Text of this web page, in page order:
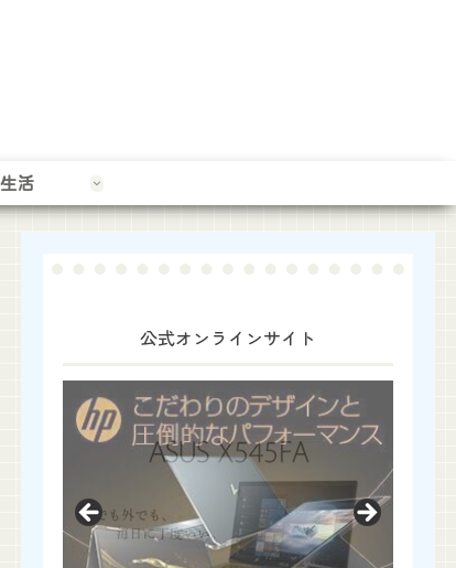
生活
公式オンラインサイト